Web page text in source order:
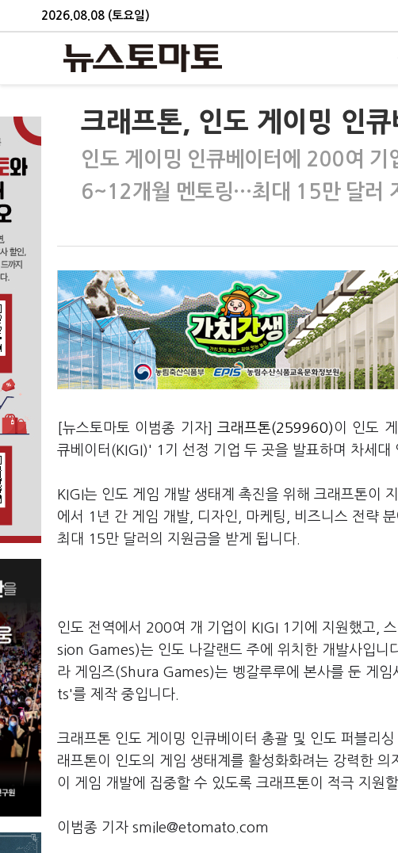
2026.08.08 (토요일)
크래프톤, 인도 게이밍 인
인도 게이밍 인큐베이터에 200여 기
6~12개월 멘토링···최대 15만 달러
[뉴스토마토 이범종 기자] 크래프톤(259960)이 인도
큐베이터(KIGI)' 1기 선정 기업 두 곳을 발표하며 차세
KIGI는 인도 게임 개발 생태계 촉진을 위해 크래프톤이
에서 1년 간 게임 개발, 디자인, 마케팅, 비즈니스 전략
최대 15만 달러의 지원금을 받게 됩니다.
인도 전역에서 200여 개 기업이 KIGI 1기에 지원했고,
sion Games)는 인도 나갈랜드 주에 위치한 개발사입
라 게임즈(Shura Games)는 벵갈루루에 본사를 둔 게
ts'를 제작 중입니다.
크래프톤 인도 게이밍 인큐베이터 총괄 및 인도 퍼블리
래프톤이 인도의 게임 생태계를 활성화화려는 강력한
이 게임 개발에 집중할 수 있도록 크래프톤이 적극 지원
이범종 기자 smile@etomato.com